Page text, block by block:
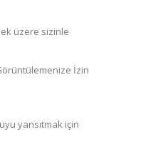
üzere sizinle
İzin
yansıtmak için